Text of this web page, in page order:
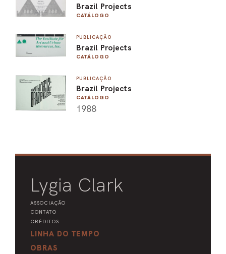
Brazil Projects
CATÁLOGO
PUBLICAÇÃO
Brazil Projects
CATÁLOGO
PUBLICAÇÃO
Brazil Projects
CATÁLOGO
1988
Lygia Clark
ASSOCIAÇÃO
CONTATO
CRÉDITOS
LINHA DO TEMPO
OBRAS